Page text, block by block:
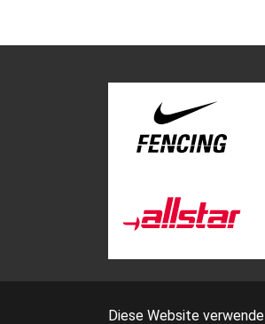
Diese Website